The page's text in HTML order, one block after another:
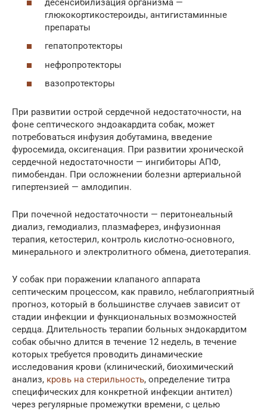
десенсибилизация организма —
глюкокортикостероиды, антигистаминные
препараты
гепатопротекторы
нефропротекторы
вазопротекторы
При развитии острой сердечной недостаточности, на
фоне септического эндоакардита собак, может
потребоваться инфузия добутамина, введение
фуросемида, оксигенация. При развитии хронической
сердечной недостаточности — ингибиторы АПФ,
пимобендан. При осложнении болезни артериальной
гипертензией — амлодипин.
При почечной недостаточности — перитонеальный
диализ, гемодиализ, плазмаферез, инфузионная
терапия, кетостерил, контроль кислотно-основного,
минерального и электролитного обмена, диетотерапия.
У собак при поражении клапаного аппарата
септическим процессом, как правило, неблагоприятный
прогноз, который в большинстве случаев зависит от
стадии инфекции и функциональных возможностей
сердца. Длительность терапии больных эндокардитом
собак обычно длится в течение 12 недель, в течение
которых требуется проводить динамические
исследования крови (клинический, биохимический
анализ, кровь на стерильность, определение титра
специфических для конкретной инфекции антител)
через регулярные промежутки времени, с целью